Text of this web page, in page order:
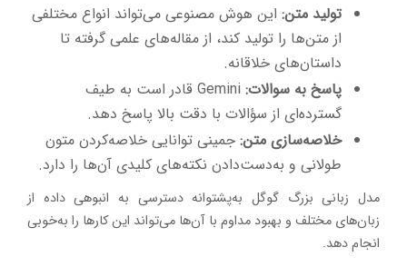
تولید متن: این هوش مصنوعی می‌تواند انواع مختلفی
از متن‌ها را تولید کند، از مقاله‌های علمی گرفته تا
داستان‌های خلاقانه.
پاسخ به سوالات:
Gemini قادر است به طیف
گسترده‌ای از سؤالات با دقت بالا پاسخ دهد.
خلاصه‌سازی متن: جمینی توانایی خلاصه‌کردن متون
طولانی و به‌دست‌دادن نکته‌های کلیدی آن‌ها را دارد.
مدل زبانی بزرگ گوگل به‌پشتوانه دسترسی به انبوهی داده از
زبان‌های مختلف و بهبود مداوم با آن‌ها می‌تواند این کارها را به‌خوبی
انجام دهد.